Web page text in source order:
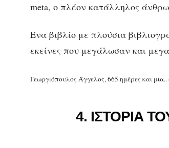
meta, ο πλέον κατάλληλος
Ένα βιβλίο με πλούσια
εκείνες που μεγάλωσαν και
Γεωργιόπουλος Άγγελος, 665 ημέρες και
4. ΙΣΤΟΡΙΑ